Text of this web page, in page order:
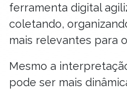
ferramenta digital
coletando,
mais relevantes para
Mesmo a
pode ser mais